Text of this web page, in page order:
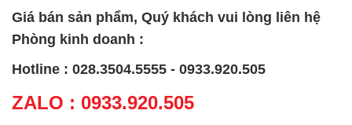
Giá bán sản phẩm, Quý khách vui lòng liên hệ
Phòng kinh doanh :
Hotline : 028.3504.5555 - 0933.920.505
ZALO : 0933.920.505